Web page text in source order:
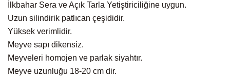
İlkbahar Sera ve Açık Tarla Yetiştiriciliğine uygun.
Uzun silindirik patlıcan çeşididir.
Yüksek verimlidir.
Meyve sapı dikensiz.
Meyveleri homojen ve parlak siyahtır.
Meyve uzunluğu 18-20 cm dir.